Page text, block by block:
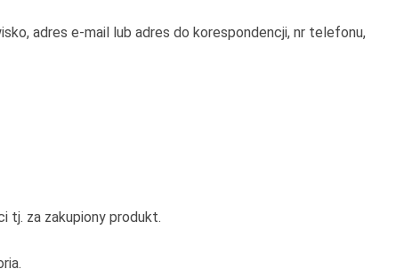
adres e-mail lub adres do korespondencji, nr telefonu,
tj. za zakupiony produkt.